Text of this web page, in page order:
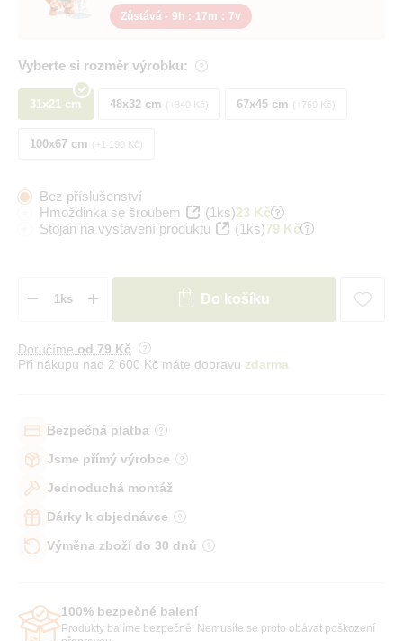
Zůstává - 9h : 17m : 6v
Vyberte si rozměr výrobku:
31x21 cm 48x32 cm +340 Kč 67x45 cm +760 Kč
100x67 cm +1 190 Kč
Bez příslušenství
Hmoždinka se šroubem
(1ks)23 Kč
Stojan na vystavení produktu
(1ks)79 Kč
Do košíku
Doručíme od 79 Kč
Při nákupu nad 2 600 Kč máte dopravu zdarma
Bezpečná platba
Jsme přímý výrobce
Jednoduchá montáž
Dárky k objednávce
Výměna zboží do 30 dnů
100% bezpečné balení
Produkty balíme bezpečně. Nemusíte se proto obávat poškození